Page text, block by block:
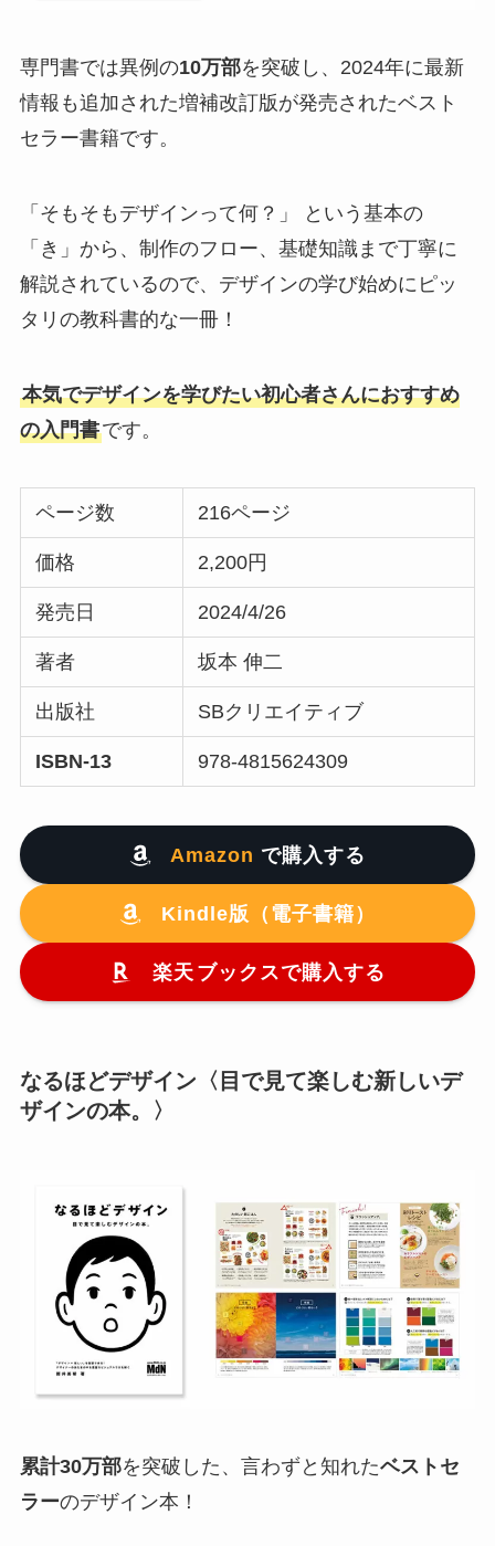
専門書では異例の10万部を突破し、2024年に最新
情報も追加された増補改訂版が発売されたベスト
セラー書籍です。
「そもそもデザインって何？」 という基本の
「き」から、制作のフロー、基礎知識まで丁寧に
解説されているので、デザインの学び始めにピッ
タリの教科書的な一冊！
本気でデザインを学びたい初心者さんにおすすめ
の入門書です。
ページ数 216ページ
価格 2,200円
発売日 2024/4/26
著者 坂本 伸二
出版社 SBクリエイティブ
ISBN-13 978-4815624309
Amazon で購入する
Kindle版（電子書籍）
楽天 ブックスで購入する
なるほどデザイン〈目で見て楽しむ新しいデ
ザインの本。〉
累計30万部を突破した、言わずと知れたベストセ
ラーのデザイン本！